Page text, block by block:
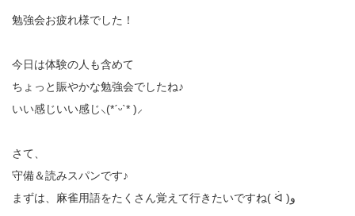
勉強会お疲れ様でした！
今日は体験の人も含めて
ちょっと賑やかな勉強会でしたね‪♪
いい感じいい感じ‪⸜(*ˊᵕˋ* )⸝‬
さて、
守備＆読みスパンです♪
まずは、麻雀用語をたくさん覚えて行きたいですね( ᐛ )و